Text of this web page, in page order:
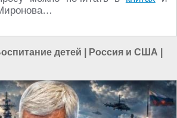
детей Россия и США